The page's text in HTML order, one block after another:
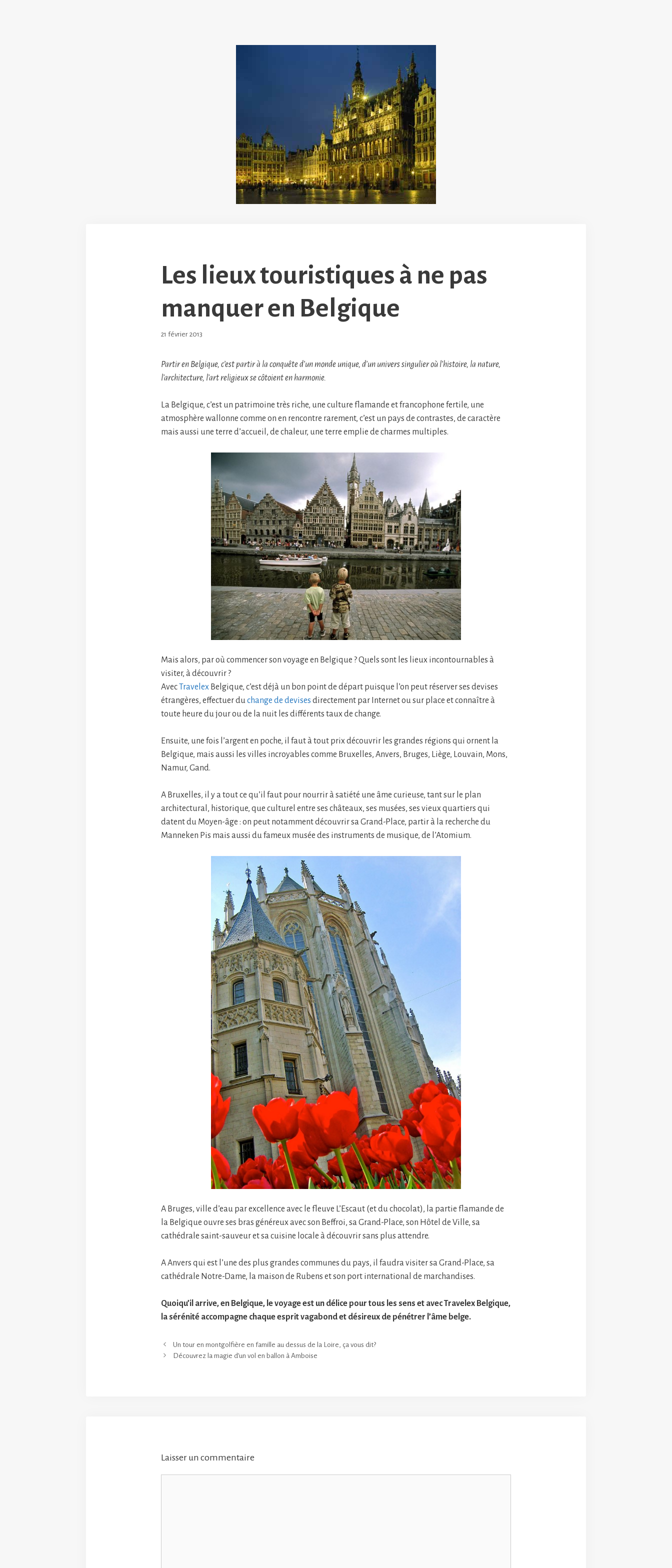
Les lieux touristiques à ne pas
manquer en Belgique
21 février 2013
Partir en Belgique, c’est partir à la conquête d’un monde unique, d’un univers singulier où l’histoire, la nature,
l’architecture, l’art religieux se côtoient en harmonie.
La Belgique, c’est un patrimoine très riche, une culture flamande et francophone fertile, une
atmosphère wallonne comme on en rencontre rarement, c’est un pays de contrastes, de caractère
mais aussi une terre d’accueil, de chaleur, une terre emplie de charmes multiples.
Mais alors, par où commencer son voyage en Belgique ? Quels sont les lieux incontournables à
visiter, à découvrir ?
AvecTravelex Belgique, c’est déjà un bon point de départ puisque l’on peut réserver ses devises
étrangères, effectuer duchange de devises directement par Internet ou sur place et connaître à
toute heure du jour ou de la nuit les différents taux de change.
Ensuite, une fois l’argent en poche, il faut à tout prix découvrir les grandes régions qui ornent la
Belgique, mais aussi les villes incroyables comme Bruxelles, Anvers, Bruges, Liège, Louvain, Mons,
Namur, Gand.
A Bruxelles, il y a tout ce qu’il faut pour nourrir à satiété une âme curieuse, tant sur le plan
architectural, historique, que culturel entre ses châteaux, ses musées, ses vieux quartiers qui
datent du Moyen-âge : on peut notamment découvrir sa Grand-Place, partir à la recherche du
Manneken Pis mais aussi du fameux musée des instruments de musique, de l’Atomium.
A Bruges, ville d’eau par excellence avec le fleuve L’Escaut (et du chocolat), la partie flamande de
la Belgique ouvre ses bras généreux avec son Beffroi, sa Grand-Place, son Hôtel de Ville, sa
cathédrale saint-sauveur et sa cuisine locale à découvrir sans plus attendre.
A Anvers qui est l’une des plus grandes communes du pays, il faudra visiter sa Grand-Place, sa
cathédrale Notre-Dame, la maison de Rubens et son port international de marchandises.
Quoiqu’il arrive, en Belgique, le voyage est un délice pour tous les sens et avec Travelex Belgique,
la sérénité accompagne chaque esprit vagabond et désireux de pénétrer l’âme belge.
Un tour en montgolfière en famille au dessus de la Loire, ça vous dit?
Découvrez la magie d’un vol en ballon à Amboise
Laisser un commentaire